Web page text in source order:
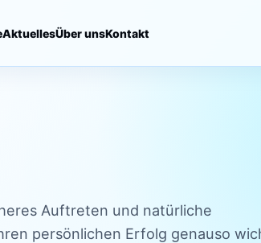
AktuellesÜber unsKontakt
Auftreten und natürliche
persönlichen Erfolg genauso